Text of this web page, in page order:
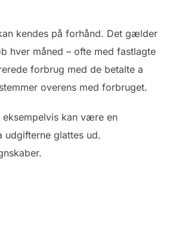
kendes på forhånd. Det gælder
hver måned – ofte med fastlagte
forbrug med de betalte a
overens med forbruget.
kan være en
glattes ud.